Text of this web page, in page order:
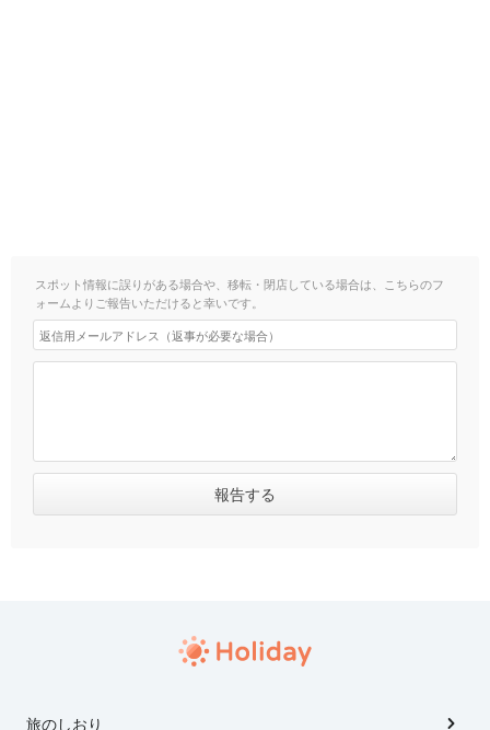
スポット情報に誤りがある場合や、移転・閉店している場合は、こちらのフ
ォームよりご報告いただけると幸いです。
旅のしおり